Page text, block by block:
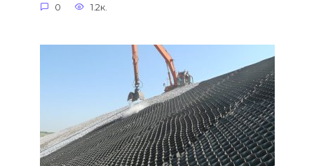
0 1.2к.